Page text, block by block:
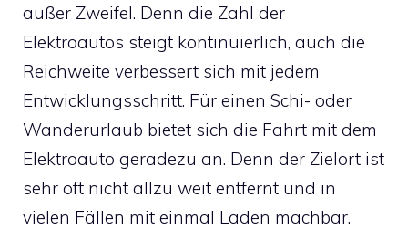
außer Zweifel. Denn die Zahl der
Elektroautos steigt kontinuierlich, auch die
Reichweite verbessert sich mit jedem
Entwicklungsschritt. Für einen Schi- oder
Wanderurlaub bietet sich die Fahrt mit dem
Elektroauto geradezu an. Denn der Zielort ist
sehr oft nicht allzu weit entfernt und in
vielen Fällen mit einmal Laden machbar.